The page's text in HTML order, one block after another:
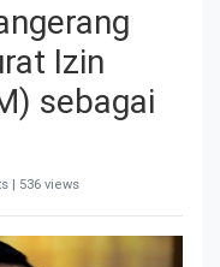
Izin
sebagai
| 536 views